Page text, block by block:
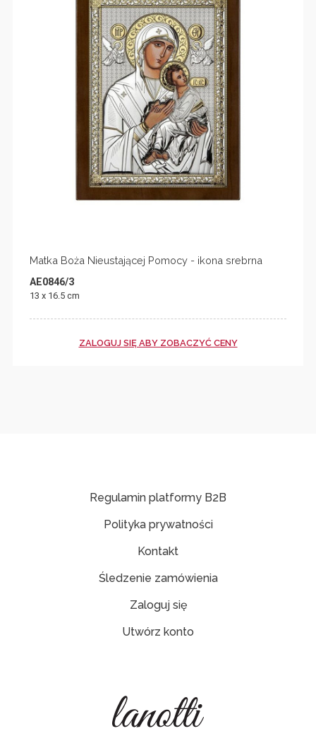
Matka Boża Nieustającej Pomocy - ikona srebrna
AE0846/3
13 x 16.5 cm
ZALOGUJ SIĘ ABY ZOBACZYĆ CENY
Regulamin platformy B2B
Polityka prywatności
Kontakt
Śledzenie zamówienia
Zaloguj się
Utwórz konto